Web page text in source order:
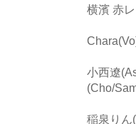
横濱 赤
小西遼
(Cho/
稲泉りん